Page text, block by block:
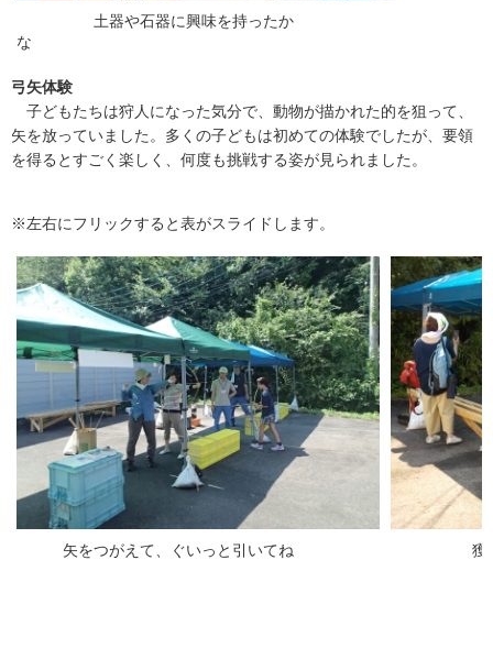
土器や石器に興味を持ったか
な
弓矢体験
子どもたちは狩人になった気分で、動物が描かれた的を狙って、
矢を放っていました。多くの子どもは初めての体験でしたが、要領
を得るとすごく楽しく、何度も挑戦する姿が見られました。
※左右にフリックすると表がスライドします。
矢をつがえて、ぐいっと引いてね 獲物は